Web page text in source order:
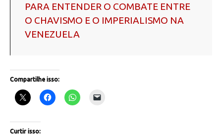
PARA ENTENDER O COMBATE ENTRE
O CHAVISMO E O IMPERIALISMO NA
VENEZUELA
Compartilhe isso:
Curtir isso: